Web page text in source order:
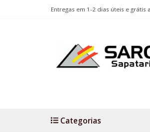
Entregas em 1-2 dias úteis e
Categorias